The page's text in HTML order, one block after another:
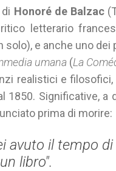
Honoré de Balzac
letterario
e anche uno
umana (La
realistici e
1850. Significative, a
prima di morire:
avuto il tempo
un libro".